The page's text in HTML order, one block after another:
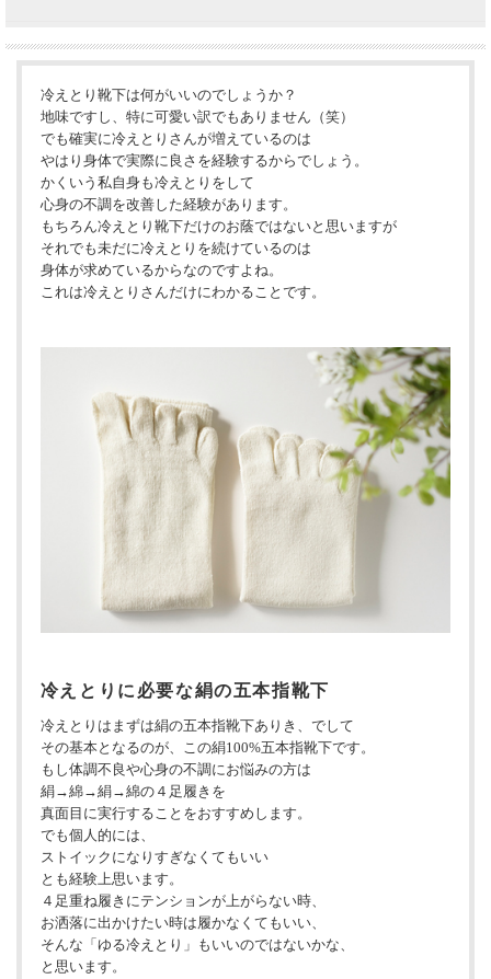
冷えとり靴下は何がいいのでしょうか？
地味ですし、特に可愛い訳でもありません（笑）
でも確実に冷えとりさんが増えているのは
やはり身体で実際に良さを経験するからでしょう。
かくいう私自身も冷えとりをして
心身の不調を改善した経験があります。
もちろん冷えとり靴下だけのお蔭ではないと思いますが
それでも未だに冷えとりを続けているのは
身体が求めているからなのですよね。
これは冷えとりさんだけにわかることです。
冷えとりに必要な絹の五本指靴下
冷えとりはまずは絹の五本指靴下ありき、でして
その基本となるのが、この絹100%五本指靴下です。
もし体調不良や心身の不調にお悩みの方は
絹→綿→絹→綿の４足履きを
真面目に実行することをおすすめします。
でも個人的には、
ストイックになりすぎなくてもいい
とも経験上思います。
４足重ね履きにテンションが上がらない時、
お洒落に出かけたい時は履かなくてもいい、
そんな「ゆる冷えとり」もいいのではないかな、
と思います。